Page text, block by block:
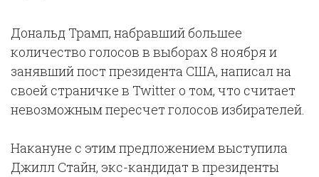
Дональд Трамп, набравший большее
количество голосов в выборах 8 ноября и
занявший пост президента США, написал на
своей страничке в Twitter о том, что считает
невозможным пересчет голосов избирателей.
Накануне с этим предложением выступила
Джилл Стайн, экс-кандидат в президенты